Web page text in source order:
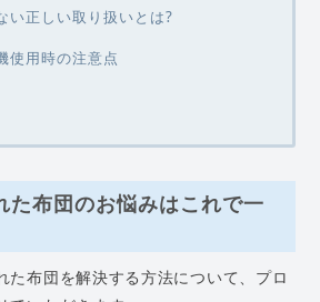
い正しい取り扱いとは?
使用時の注意点
た布団のお悩みはこれで一
た布団を解決する方法について、プロ